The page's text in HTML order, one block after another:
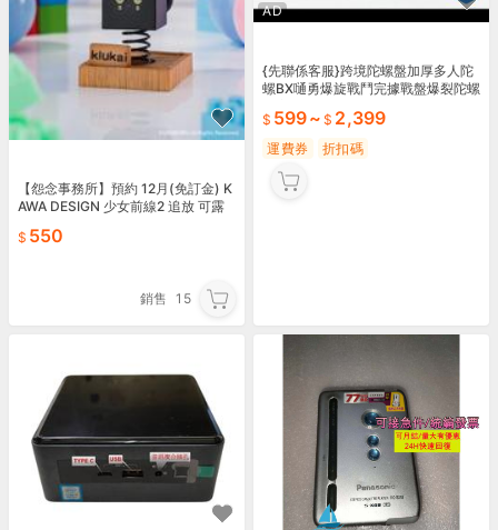
【怨念事務所】預約 12月(免訂金) K
AWA DESIGN 少女前線2 追放 可露
550
銷售 15
AD
{先聯係客服}跨境陀螺盤加厚多人陀
螺BX嗵勇爆旋戰鬥完據戰盤爆裂陀螺
599~ 2,399
運費券 折扣碼